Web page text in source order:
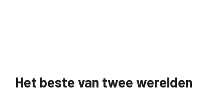
Het beste van twee werelden